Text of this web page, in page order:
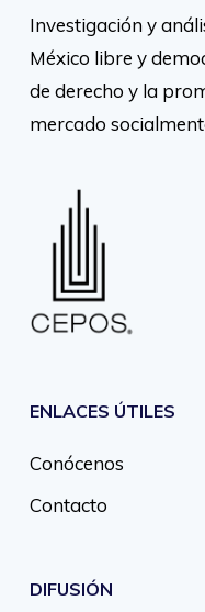
Investigación y
México libre y
de derecho y la
mercado
ENLACES ÚTILES
Conócenos
Contacto
DIFUSIÓN